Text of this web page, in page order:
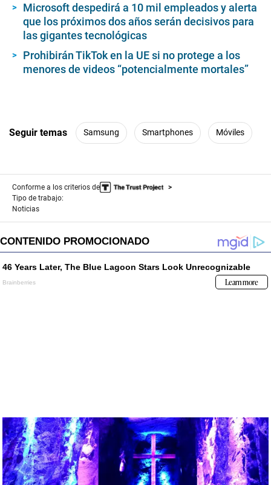
Microsoft despedirá a 10 mil empleados y alerta
que los próximos dos años serán decisivos para
las gigantes tecnológicas
Prohibirán TikTok en la UE si no protege a los
menores de videos “potencialmente mortales”
Seguir temas Samsung Smartphones Móviles
Conforme a los criterios de
Tipo de trabajo:
Noticias